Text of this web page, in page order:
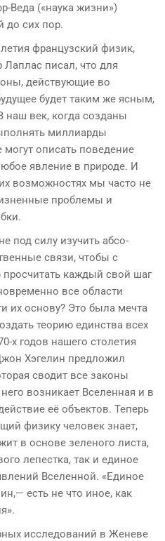
Веда («наука жизни»)
до сих пор.
французский физик,
писал, что для
действующие во
будет таким же ясным,
наш век, когда созданы
миллиарды
описать поведение
явление в природе. И
воз­можностях мы часто не
проблемы и
под силу изучить абсо­
связи, чтобы с
каждый свой шаг
все области
их основу? Это была мечта
теорию единства всех
х годов нашего столетия
Хэгелин предложил
сводит все законы
возникает Вселенная и в
её объектов. Теперь
физику человек знает,
в основе зеленого листа,
лепестка, так и единое
Вселенной. «Единое
есть не что иное, как
исследований в Женеве